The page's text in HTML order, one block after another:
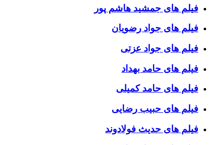
فیلم های جمشید هاشم پور
فیلم های جواد رضویان
فیلم های جواد عزتی
فیلم های حامد بهداد
فیلم های حامد کمیلی
فیلم های حبیب رضایی
فیلم های حدیث فولادوند